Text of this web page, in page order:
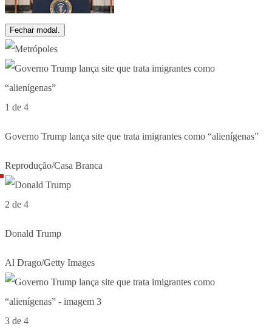
Fechar modal.
1 de 4
Governo Trump lança site que trata imigrantes como “alienígenas”
Reprodução/Casa Branca
2 de 4
Donald Trump
Al Drago/Getty Images
3 de 4